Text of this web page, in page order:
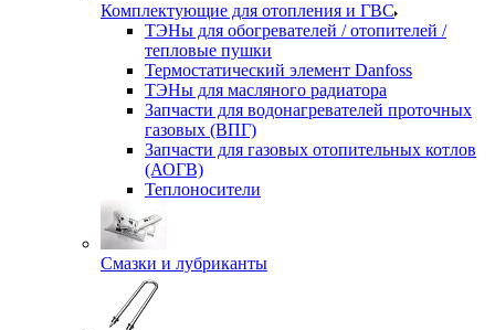
Комплектующие для отопления и ГВС
ТЭНы для обогревателей / отопителей /
тепловые пушки
Термостатический элемент Danfoss
ТЭНы для масляного радиатора
Запчасти для водонагревателей проточных
газовых (ВПГ)
Запчасти для газовых отопительных котлов
(АОГВ)
Теплоносители
Смазки и лубриканты